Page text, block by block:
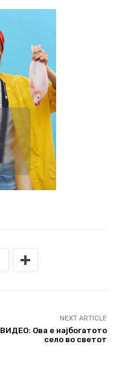
NEXT ARTICLE
ВИДЕО: Ова е најбогатото
село во светот